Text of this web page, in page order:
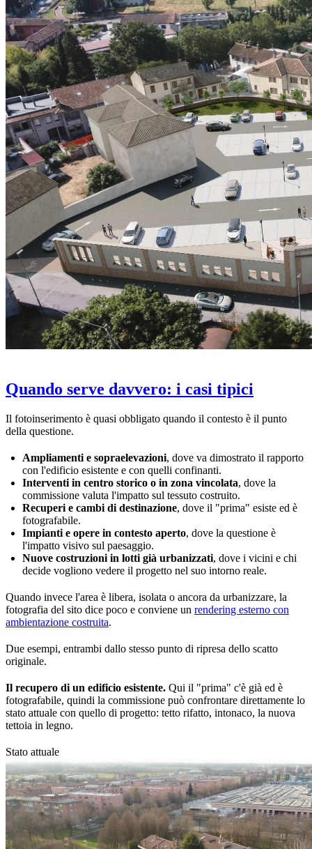
Quando serve davvero: i casi tipici
Il fotoinserimento è quasi obbligato quando il contesto è il punto
della questione.
Ampliamenti e sopraelevazioni, dove va dimostrato il rapporto
con l'edificio esistente e con quelli confinanti.
Interventi in centro storico o in zona vincolata, dove la
commissione valuta l'impatto sul tessuto costruito.
Recuperi e cambi di destinazione, dove il "prima" esiste ed è
fotografabile.
Impianti e opere in contesto aperto, dove la questione è
l'impatto visivo sul paesaggio.
Nuove costruzioni in lotti già urbanizzati, dove i vicini e chi
decide vogliono vedere il progetto nel suo intorno reale.
Quando invece l'area è libera, isolata o ancora da urbanizzare, la
fotografia del sito dice poco e conviene un rendering esterno con
ambientazione costruita.
Due esempi, entrambi dallo stesso punto di ripresa dello scatto
originale.
Il recupero di un edificio esistente. Qui il "prima" c'è già ed è
fotografabile, quindi la commissione può confrontare direttamente lo
stato attuale con quello di progetto: tetto rifatto, intonaco, la nuova
tettoia in legno.
Stato attuale